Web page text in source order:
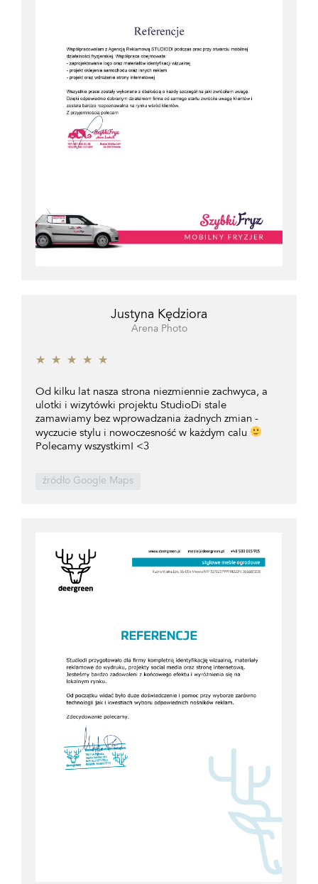
Justyna Kędziora
Arena Photo
★ ★ ★ ★ ★
Od kilku lat nasza strona niezmiennie zachwyca, a
ulotki i wizytówki projektu StudioDi stale
zamawiamy bez wprowadzania żadnych zmian -
wyczucie stylu i nowoczesność w każdym calu
Polecamy wszystkim! <3
źródło Google Maps